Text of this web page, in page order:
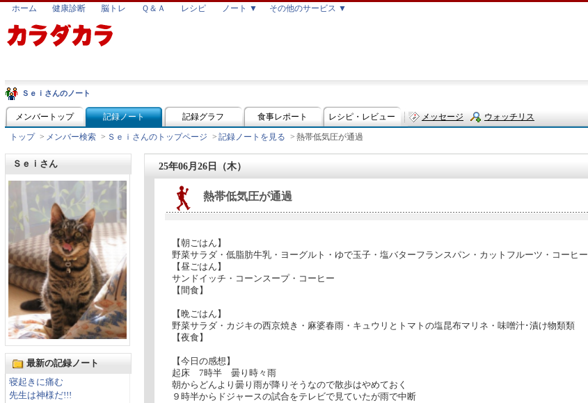
ホーム 健康診断 脳トレ Ｑ＆Ａ レシピ ノート ▼ その他のサービス ▼
Ｓｅｉさんのノート
メンバートップ 記録ノート 記録グラフ 食事レポート レシピ・レビュー メッセージ ウォッチリス
トップ > メンバー検索 > Ｓｅｉさんのトップページ > 記録ノートを見る > 熱帯低気圧が通過
Ｓｅｉさん
最新の記録ノート
寝起きに痛む
先生は神様だ!!!
25年06月26日（木）
熱帯低気圧が通過
【朝ごはん】
野菜サラダ・低脂肪牛乳・ヨーグルト・ゆで玉子・塩バターフランスパン・カットフルーツ・コーヒー
【昼ごはん】
サンドイッチ・コーンスープ・コーヒー
【間食】
【晩ごはん】
野菜サラダ・カジキの西京焼き・麻婆春雨・キュウリとトマトの塩昆布マリネ・味噌汁･漬け物類類
【夜食】
【今日の感想】
起床 7時半 曇り時々雨
朝からどんより曇り雨が降りそうなので散歩はやめておく
９時半からドジャースの試合をテレビで見ていたが雨で中断